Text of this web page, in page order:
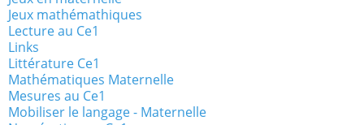
Jeux mathémathiques
Lecture au Ce1
Links
Littérature Ce1
Mathématiques Maternelle
Mesures au Ce1
Mobiliser le langage - Maternelle